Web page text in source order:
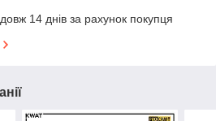
14 днів за рахунок покупця